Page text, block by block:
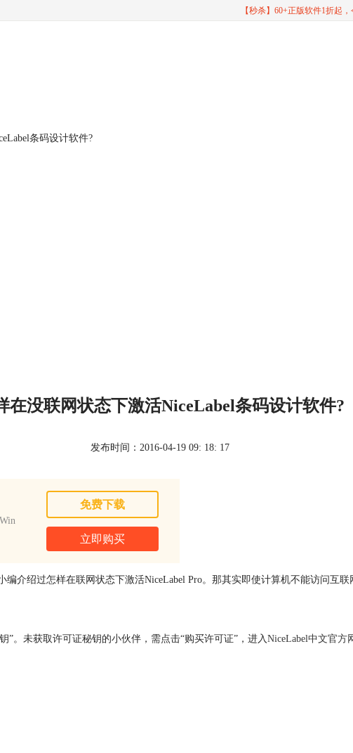
【秒杀】60+正版软件1折起，
条码设计软件?
在没联网状态下激活NiceLabel条码设计软件?
发布时间：2016-04-19 09: 18: 17
免费下载
立即购买
介绍过怎样在联网状态下激活NiceLabel Pro。那其实即使计算机不能访问互
”。未获取许可证秘钥的小伙伴，需点击“购买许可证”，进入NiceLabel中文官方